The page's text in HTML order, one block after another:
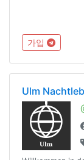
가입
Ulm